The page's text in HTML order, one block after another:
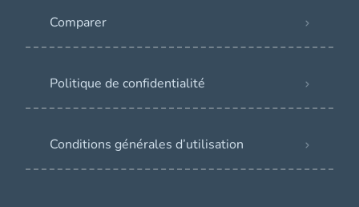
Comparer
Politique de confidentialité
Conditions générales d’utilisation